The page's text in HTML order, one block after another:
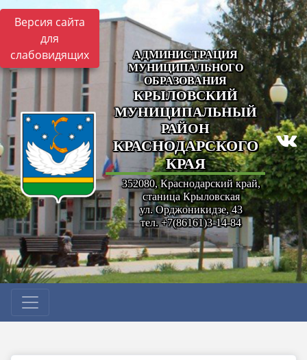
Версия сайта
для
слабовидящих
АДМИНИСТРАЦИЯ
МУНИЦИПАЛЬНОГО
ОБРАЗОВАНИЯ
КРЫЛОВСКИЙ
МУНИЦИПАЛЬНЫЙ
РАЙОН
КРАСНОДАРСКОГО
КРАЯ
352080, Краснодарский край,
станица Крыловская
ул. Орджоникидзе, 43
тел. +7(86161)3-14-84